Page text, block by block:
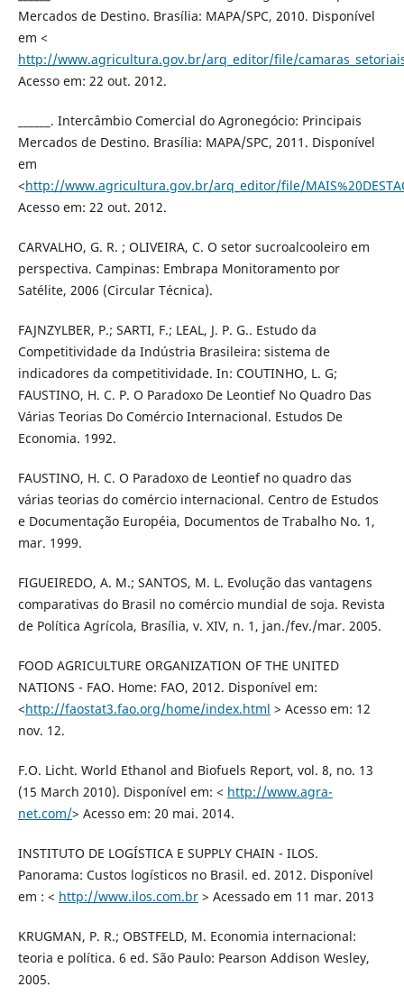
Mercados de Destino. Brasília: MAPA/SPC, 2010. Disponível
em <
http://www.agricultura.gov.br/arq_editor/file/
Acesso em: 22 out. 2012.
______. Intercâmbio Comercial do Agronegócio: Principais
Mercados de Destino. Brasília: MAPA/SPC, 2011. Disponível
em
<http://www.agricultura.gov.br/arq_editor/file/
Acesso em: 22 out. 2012.
CARVALHO, G. R. ; OLIVEIRA, C. O setor sucroalcooleiro em
perspectiva. Campinas: Embrapa Monitoramento por
Satélite, 2006 (Circular Técnica).
FAJNZYLBER, P.; SARTI, F.; LEAL, J. P. G.. Estudo da
Competitividade da Indústria Brasileira: sistema de
indicadores da competitividade. In: COUTINHO, L. G;
FAUSTINO, H. C. P. O Paradoxo De Leontief No Quadro Das
Várias Teorias Do Comércio Internacional. Estudos De
Economia. 1992.
FAUSTINO, H. C. O Paradoxo de Leontief no quadro das
várias teorias do comércio internacional. Centro de Estudos
e Documentação Européia, Documentos de Trabalho No. 1,
mar. 1999.
FIGUEIREDO, A. M.; SANTOS, M. L. Evolução das vantagens
comparativas do Brasil no comércio mundial de soja. Revista
de Política Agrícola, Brasília, v. XIV, n. 1, jan./fev./mar. 2005.
FOOD AGRICULTURE ORGANIZATION OF THE UNITED
NATIONS - FAO. Home: FAO, 2012. Disponível em:
<http://faostat3.fao.org/home/index.html > Acesso em: 12
nov. 12.
F.O. Licht. World Ethanol and Biofuels Report, vol. 8, no. 13
(15 March 2010). Disponível em: < http://www.agra-
net.com/> Acesso em: 20 mai. 2014.
INSTITUTO DE LOGÍSTICA E SUPPLY CHAIN - ILOS.
Panorama: Custos logísticos no Brasil. ed. 2012. Disponível
em : < http://www.ilos.com.br> Acessado em 11 mar. 2013
KRUGMAN, P. R.; OBSTFELD, M. Economia internacional:
teoria e política. 6 ed. São Paulo: Pearson Addison Wesley,
2005.